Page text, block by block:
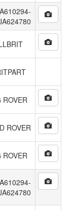
ROVER
ROVER
ROVER